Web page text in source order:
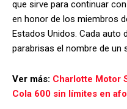
que sirve para continuar
en honor de los miembros
Estados Unidos. Cada auto
parabrisas el nombre de un
Ver más: Charlotte Motor
Cola 600 sin límites en